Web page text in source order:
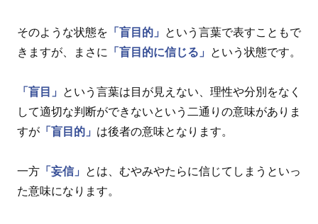
そのような状態を 「盲目的」
という言葉で表すこともで
きますが、まさに 「盲目的に信じる」 という状態です。
「盲目」
という言葉は目が見えない、理性や分別をなく
して適切な判断ができないという二通りの意味がありま
すが 「盲目的」 は後者の意味となります。
一方 「妄信」
とは、むやみやたらに信じてしまうといっ
た意味になります。